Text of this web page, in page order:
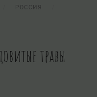
РОССИЯ
травы